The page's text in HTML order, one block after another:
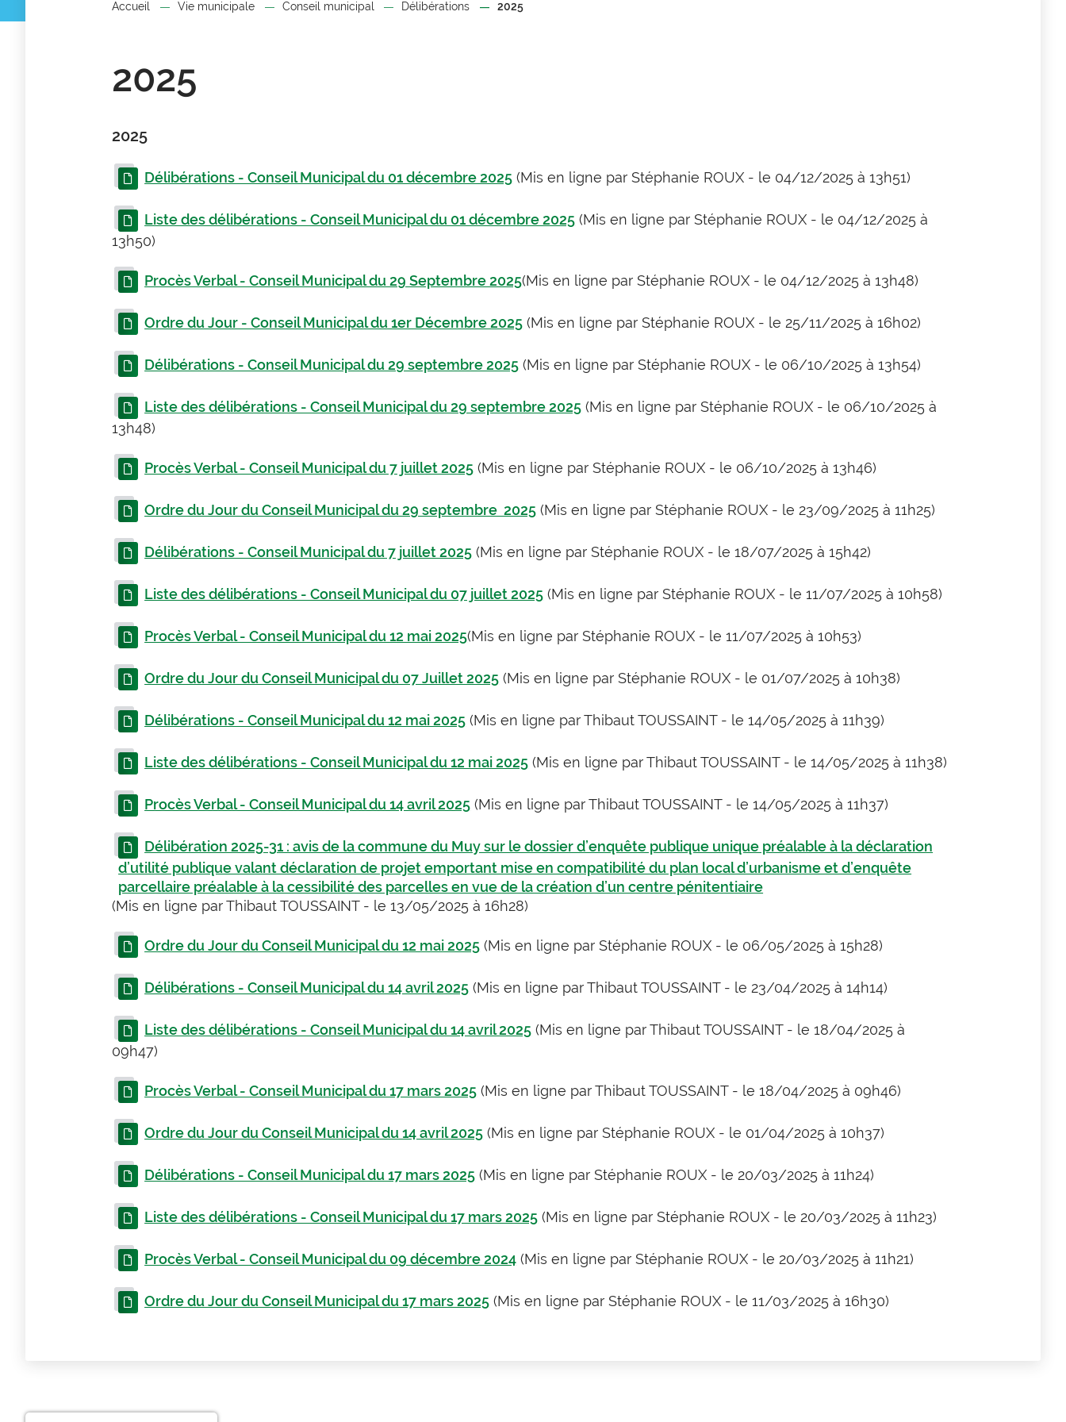
Accueil Vie municipale Conseil municipal Délibérations 2025
2025
2025
Délibérations - Conseil Municipal du 01 décembre 2025 (Mis en ligne par Stéphanie ROUX - le 04/12/2025 à 13h51)
Liste des délibérations - Conseil Municipal du 01 décembre 2025 (Mis en ligne par Stéphanie ROUX - le 04/12/2025 à
13h50)
Procès Verbal - Conseil Municipal du 29 Septembre 2025(Mis en ligne par Stéphanie ROUX - le 04/12/2025 à 13h48)
Ordre du Jour - Conseil Municipal du 1er Décembre 2025 (Mis en ligne par Stéphanie ROUX - le 25/11/2025 à 16h02)
Délibérations - Conseil Municipal du 29 septembre 2025 (Mis en ligne par Stéphanie ROUX - le 06/10/2025 à 13h54)
Liste des délibérations - Conseil Municipal du 29 septembre 2025 (Mis en ligne par Stéphanie ROUX - le 06/10/2025 à
13h48)
Procès Verbal - Conseil Municipal du 7 juillet 2025 (Mis en ligne par Stéphanie ROUX - le 06/10/2025 à 13h46)
Ordre du Jour du Conseil Municipal du 29 septembre 2025 (Mis en ligne par Stéphanie ROUX - le 23/09/2025 à 11h25)
Délibérations - Conseil Municipal du 7 juillet 2025 (Mis en ligne par Stéphanie ROUX - le 18/07/2025 à 15h42)
Liste des délibérations - Conseil Municipal du 07 juillet 2025 (Mis en ligne par Stéphanie ROUX - le 11/07/2025 à 10h58)
Procès Verbal - Conseil Municipal du 12 mai 2025(Mis en ligne par Stéphanie ROUX - le 11/07/2025 à 10h53)
Ordre du Jour du Conseil Municipal du 07 Juillet 2025 (Mis en ligne par Stéphanie ROUX - le 01/07/2025 à 10h38)
Délibérations - Conseil Municipal du 12 mai 2025 (Mis en ligne par Thibaut TOUSSAINT - le 14/05/2025 à 11h39)
Liste des délibérations - Conseil Municipal du 12 mai 2025 (Mis en ligne par Thibaut TOUSSAINT - le 14/05/2025 à 11h38)
Procès Verbal - Conseil Municipal du 14 avril 2025 (Mis en ligne par Thibaut TOUSSAINT - le 14/05/2025 à 11h37)
Délibération 2025-31 : avis de la commune du Muy sur le dossier d’enquête publique unique préalable à la déclaration
d’utilité publique valant déclaration de projet emportant mise en compatibilité du plan local d’urbanisme et d’enquête
parcellaire préalable à la cessibilité des parcelles en vue de la création d’un centre pénitentiaire
(Mis en ligne par Thibaut TOUSSAINT - le 13/05/2025 à 16h28)
Ordre du Jour du Conseil Municipal du 12 mai 2025 (Mis en ligne par Stéphanie ROUX - le 06/05/2025 à 15h28)
Délibérations - Conseil Municipal du 14 avril 2025 (Mis en ligne par Thibaut TOUSSAINT - le 23/04/2025 à 14h14)
Liste des délibérations - Conseil Municipal du 14 avril 2025 (Mis en ligne par Thibaut TOUSSAINT - le 18/04/2025 à
09h47)
Procès Verbal - Conseil Municipal du 17 mars 2025 (Mis en ligne par Thibaut TOUSSAINT - le 18/04/2025 à 09h46)
Ordre du Jour du Conseil Municipal du 14 avril 2025 (Mis en ligne par Stéphanie ROUX - le 01/04/2025 à 10h37)
Délibérations - Conseil Municipal du 17 mars 2025 (Mis en ligne par Stéphanie ROUX - le 20/03/2025 à 11h24)
Liste des délibérations - Conseil Municipal du 17 mars 2025 (Mis en ligne par Stéphanie ROUX - le 20/03/2025 à 11h23)
Procès Verbal - Conseil Municipal du 09 décembre 2024 (Mis en ligne par Stéphanie ROUX - le 20/03/2025 à 11h21)
Ordre du Jour du Conseil Municipal du 17 mars 2025 (Mis en ligne par Stéphanie ROUX - le 11/03/2025 à 16h30)